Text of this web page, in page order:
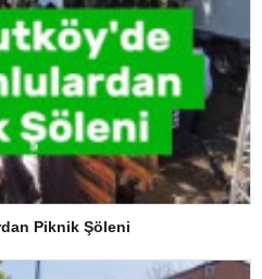
Piknik Şöleni